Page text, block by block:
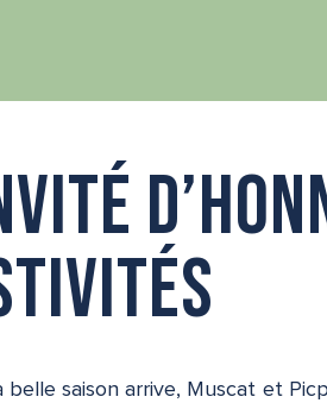
belle saison arrive, Muscat et